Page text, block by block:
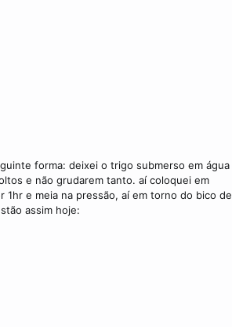
forma: deixei o trigo submerso em água
e não grudarem tanto. aí coloquei em
e meia na pressão, aí em torno do bico de
assim hoje: